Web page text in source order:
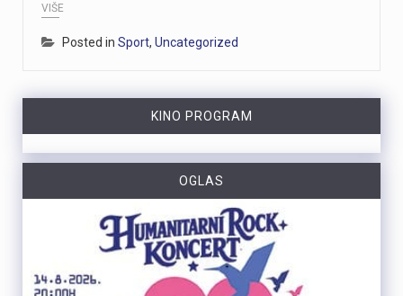
VIŠE
Posted in Sport, Uncategorized
KINO PROGRAM
OGLAS